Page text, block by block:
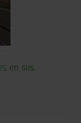
en sus